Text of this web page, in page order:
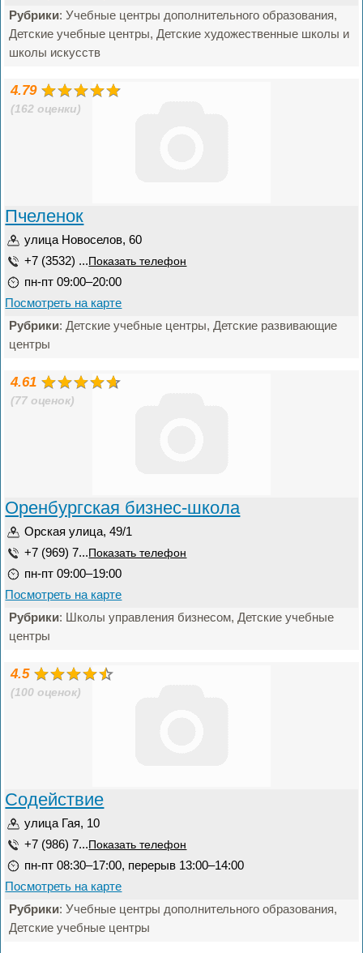
Рубрики: Учебные центры дополнительного образования,
Детские учебные центры, Детские художественные школы и
школы искусств
4.79
(162 оценки)
Пчеленок
улица Новоселов, 60
+7 (3532) ... Показать телефон
пн-пт 09:00–20:00
Посмотреть на карте
Рубрики: Детские учебные центры, Детские развивающие
центры
4.61
(77 оценок)
Оренбургская бизнес-школа
Орская улица, 49/1
+7 (969) 7... Показать телефон
пн-пт 09:00–19:00
Посмотреть на карте
Рубрики: Школы управления бизнесом, Детские учебные
центры
4.5
(100 оценок)
Содействие
улица Гая, 10
+7 (986) 7... Показать телефон
пн-пт 08:30–17:00, перерыв 13:00–14:00
Посмотреть на карте
Рубрики: Учебные центры дополнительного образования,
Детские учебные центры